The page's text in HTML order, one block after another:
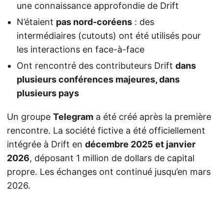
une connaissance approfondie de Drift
N’étaient pas nord-coréens : des
intermédiaires (cutouts) ont été utilisés pour
les interactions en face-à-face
Ont rencontré des contributeurs Drift dans
plusieurs conférences majeures, dans
plusieurs pays
Un groupe Telegram a été créé après la première
rencontre. La société fictive a été officiellement
intégrée à Drift en décembre 2025 et janvier
2026, déposant 1 million de dollars de capital
propre. Les échanges ont continué jusqu’en mars
2026.